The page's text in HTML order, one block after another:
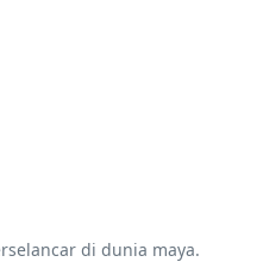
di dunia maya.